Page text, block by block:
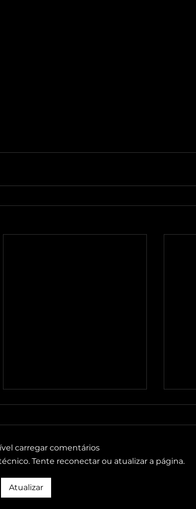
Topflex.Log marca presença
no Jaguariúna Rodeo Festival
carregar comentários
Tente reconectar ou atualizar a página.
Atualizar